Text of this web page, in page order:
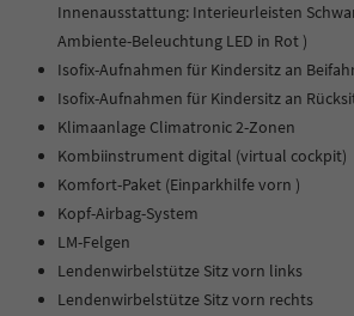
Innenausstattung: Interieurleisten
Ambiente-Beleuchtung LED in Rot )
Isofix-Aufnahmen für Kindersitz an
Isofix-Aufnahmen für Kindersitz an
Klimaanlage Climatronic 2-Zonen
Kombiinstrument digital (virtual cockpit)
Komfort-Paket (Einparkhilfe vorn )
Kopf-Airbag-System
LM-Felgen
Lendenwirbelstütze Sitz vorn links
Lendenwirbelstütze Sitz vorn rechts